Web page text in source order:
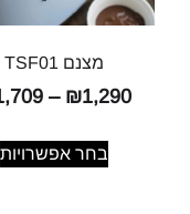
מצנם TSF01
₪1,290
–
בחר אפשרויות